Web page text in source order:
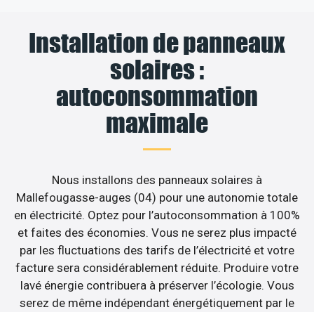
Installation de panneaux
solaires :
autoconsommation
maximale
Nous installons des panneaux solaires à
Mallefougasse-auges (04) pour une autonomie totale
en électricité. Optez pour l’autoconsommation à 100%
et faites des économies. Vous ne serez plus impacté
par les fluctuations des tarifs de l’électricité et votre
facture sera considérablement réduite. Produire votre
lavé énergie contribuera à préserver l’écologie. Vous
serez de même indépendant énergétiquement par le